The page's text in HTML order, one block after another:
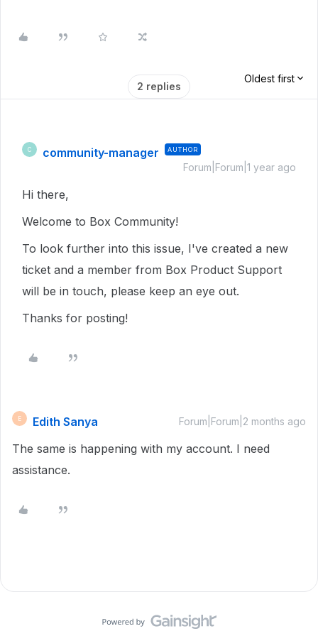
2 replies
Oldest first
C community-manager AUTHOR
Forum|Forum|1 year ago
Hi there,
Welcome to Box Community!
To look further into this issue, I've created a new
ticket and a member from Box Product Support
will be in touch, please keep an eye out.
Thanks for posting!
E Edith Sanya Forum|Forum|2 months ago
The same is happening with my account. I need
assistance.